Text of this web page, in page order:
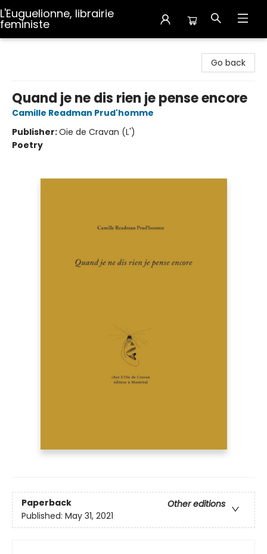
L'Euguelionne, librairie
feministe
Go back
Quand je ne dis rien je pense encore
Camille Readman Prud'homme
Publisher:Oie de Cravan (L')
Poetry
Paperback
Other editions
Published: May 31, 2021